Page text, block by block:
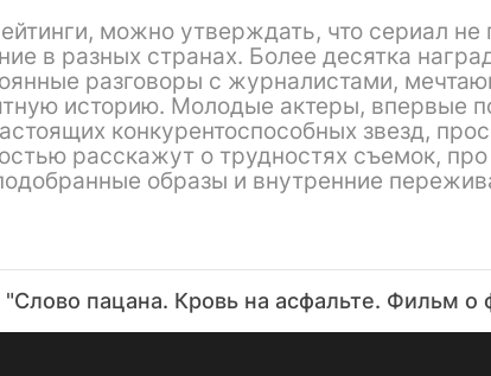
можно утверждать, что сериал не
в разных странах. Более десятка
разговоры с журналистами,
историю. Молодые актеры, впервые
конкурентоспособных звезд,
расскажут о трудностях съемок,
образы и внутренние
пацана. Кровь на асфальте. Фильм